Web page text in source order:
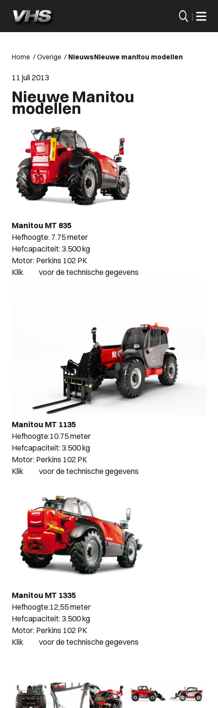
|
Home /Overige / NieuwsNieuwe manitou modellen
11 juli 2013
Nieuwe Manitou
modellen
Manitou MT 835
Hefhoogte: 7.75 meter
Hefcapaciteit: 3.500 kg
Motor: Perkins 102 PK
Klik
voor de technische gegevens
Manitou MT 1135
Hefhoogte:10.75 meter
Hefcapaciteit: 3.500 kg
Motor: Perkins 102 PK
Klik
voor de technische gegevens
Manitou MT 1335
Hefhoogte:12,55 meter
Hefcapaciteit: 3.500 kg
Motor: Perkins 102 PK
Klik
voor de technische gegevens